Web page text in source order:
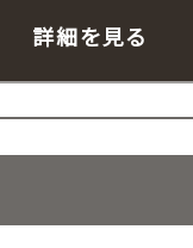
詳細を見る